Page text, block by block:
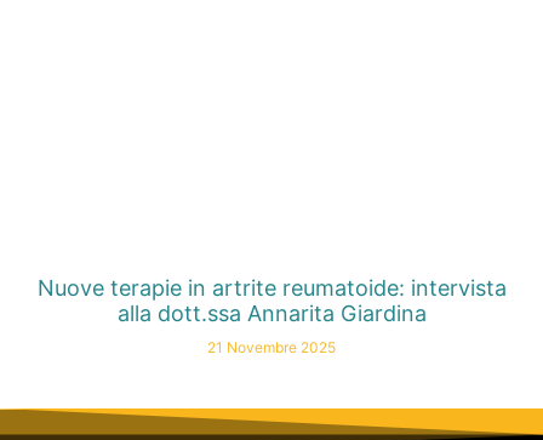
Nuove terapie in artrite reumatoide: intervista
alla dott.ssa Annarita Giardina
21 Novembre 2025